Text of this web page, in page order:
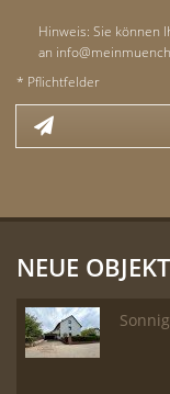
Hinweis: Sie können
an
* Pflichtfelder
NEUE